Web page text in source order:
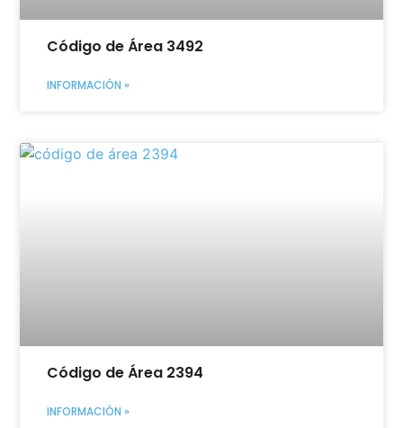
Código de Área 3492
INFORMACIÓN »
Código de Área 2394
INFORMACIÓN »